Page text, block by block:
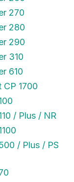
270
280
290
310
610
1700
/ Plus / NR
/ Plus / PS